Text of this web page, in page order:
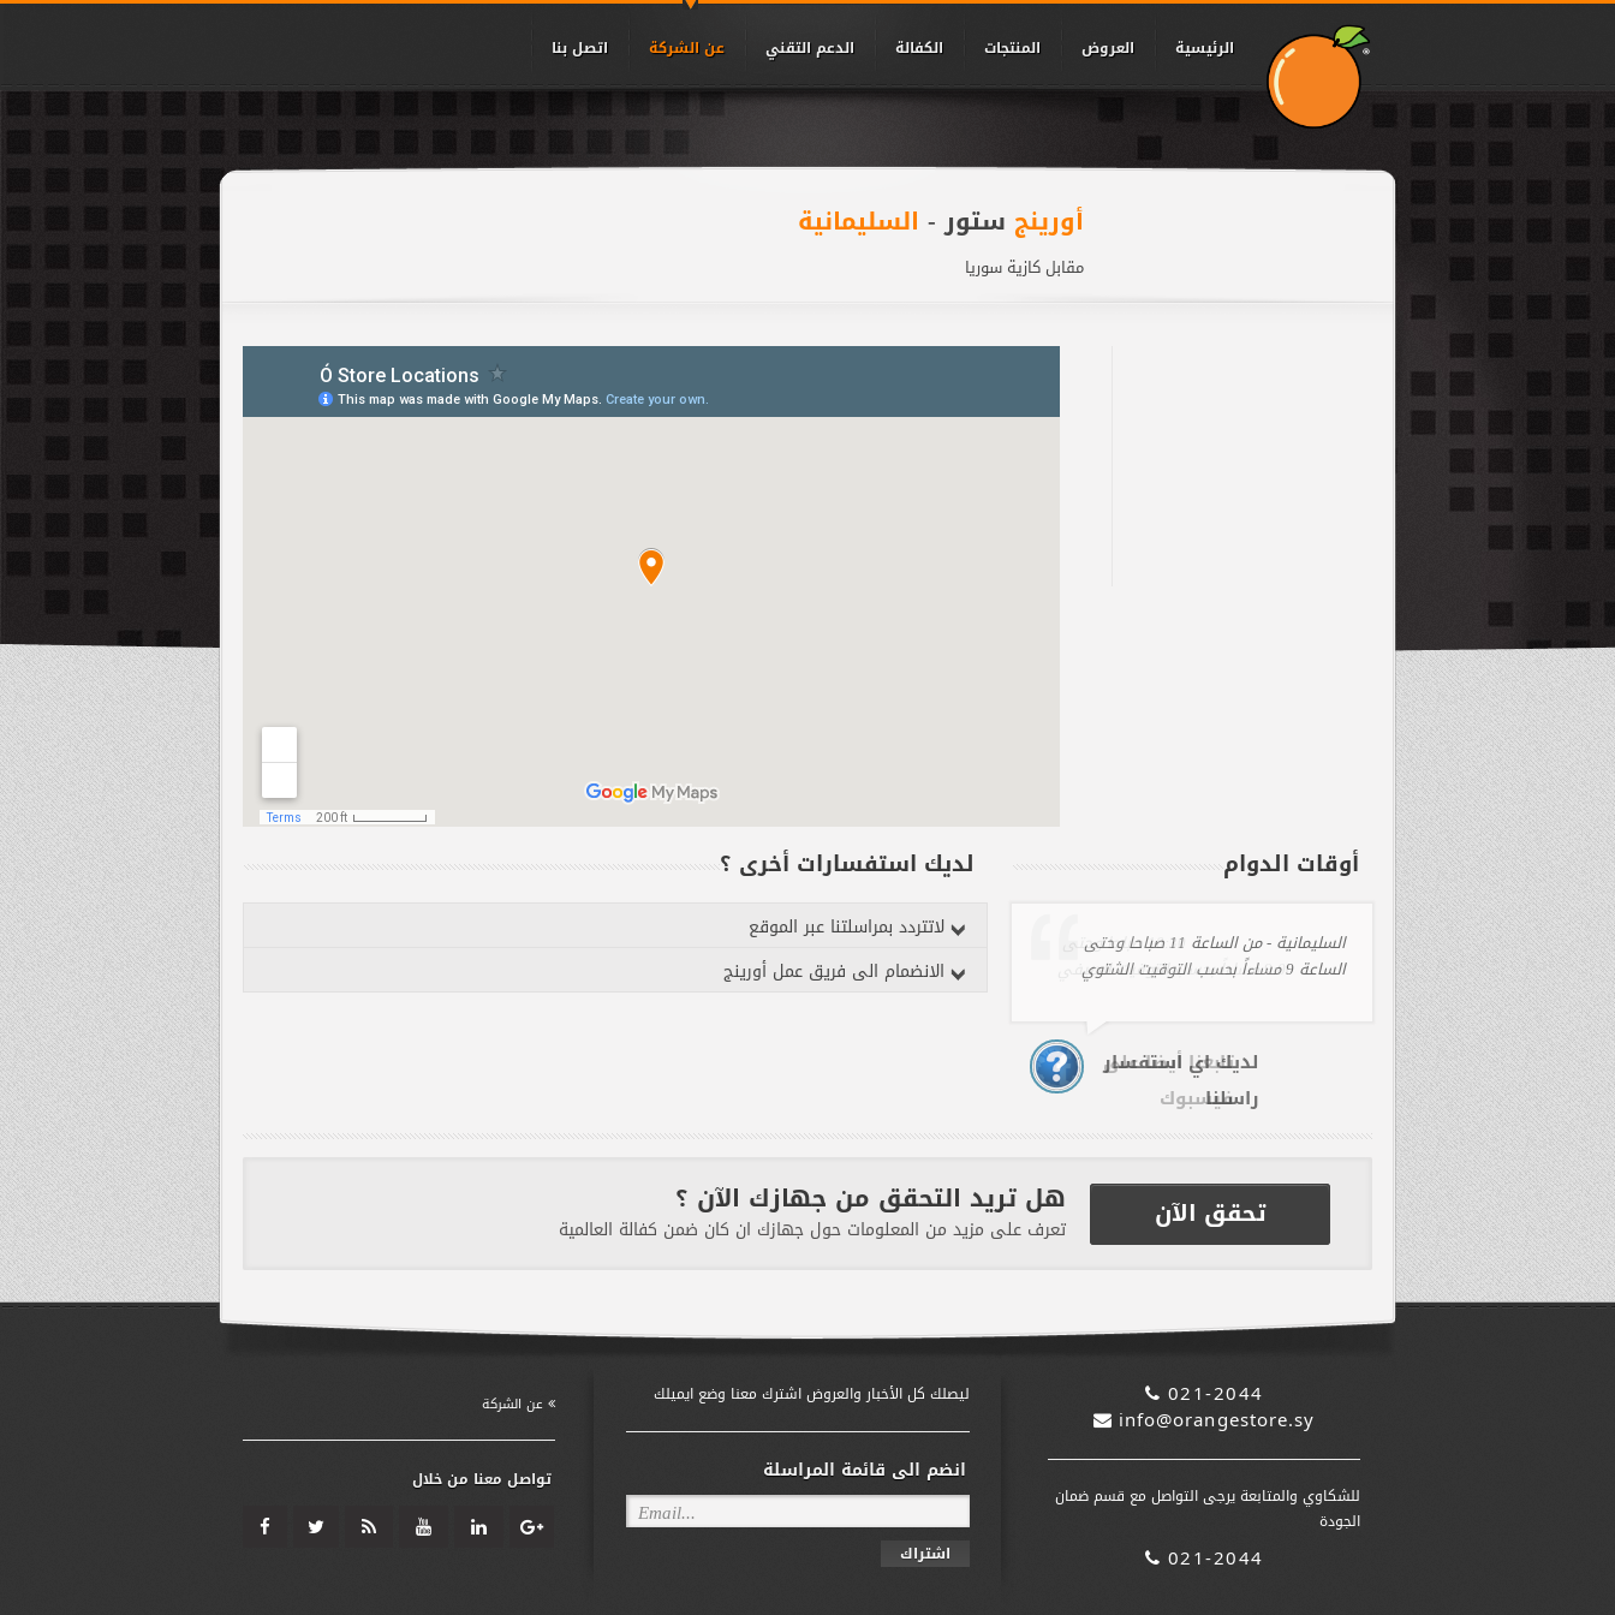
الرئيسية العروض المنتجات الكفالة الدعم التقني عن الشركة اتصل بنا
أورينج ستور - السليمانية
مقابل كازية سوريا
لديك استفسارات أخرى ؟
لاتتردد بمراسلتنا عبر الموقع
الانضمام الى فريق عمل أورينج
أوقات الدوام
السليمانية - من الساعة 11 صباحا وحتى
الساعة 9 مساءاً بحسب التوقيت الشتوي
لديك اي استفسار
راسلنا
هل تريد التحقق من جهازك الآن ؟
تعرف على مزيد من المعلومات حول جهازك ان كان ضمن كفالة العالمية تحقق الآن
تواصل معنا من خلال
ليصلك كل الأخبار والعروض اشترك معنا وضع ايميلك
انضم الى قائمة المراسلة
اشتراك
021-2044
info@orangestore.sy
للشكاوي والمتابعة يرجى التواصل مع قسم ضمان
الجودة
021-2044